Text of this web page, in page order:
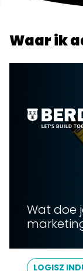
Waar ik
Wat doe
LOGISZ